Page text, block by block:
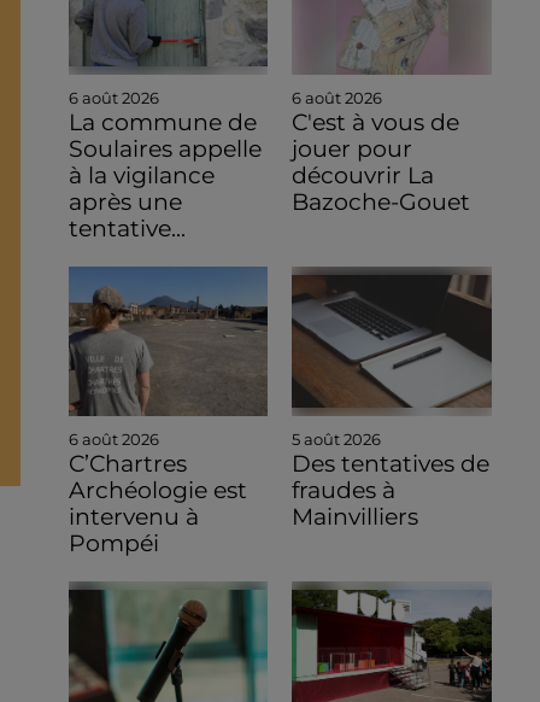
6 août 2026
La commune de
Soulaires appelle
à la vigilance
après une
tentative...
6 août 2026
C'est à vous de
jouer pour
découvrir La
Bazoche-Gouet
6 août 2026
C’Chartres
Archéologie est
intervenu à
Pompéi
5 août 2026
Des tentatives de
fraudes à
Mainvilliers